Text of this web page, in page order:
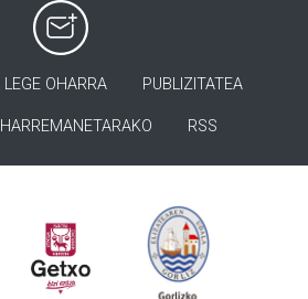
LEGE OHARRA PUBLIZITATEA
HARREMANETARAKO RSS